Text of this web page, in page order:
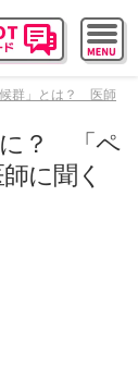
群」とは？ 医師
に？ 「ペ
に聞く